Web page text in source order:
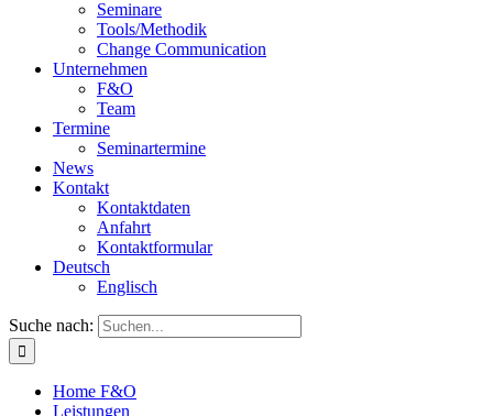
Seminare
Tools/Methodik
Change Communication
Unternehmen
F&O
Team
Termine
Seminartermine
News
Kontakt
Kontaktdaten
Anfahrt
Kontaktformular
Deutsch
Englisch
Suche nach:
Home F&O
Leistungen